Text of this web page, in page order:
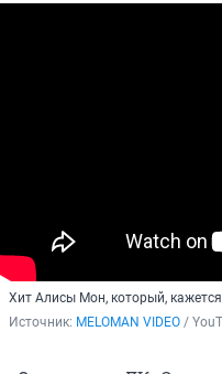
Хит Алисы Мон, который,
Источник: MELOMAN VIDEO /